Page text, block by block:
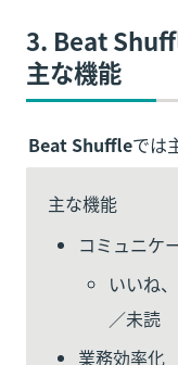
3. Beat
主な機能
Beat Shuffleでは
主な機能
コミュニケ
いいね
／未読
業務効率化